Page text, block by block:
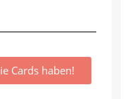
Cards haben!